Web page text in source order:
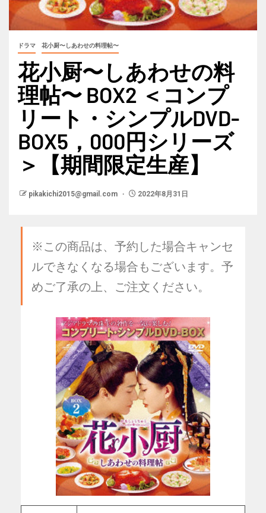
ドラマ 花小厨〜しあわせの料理帖〜
花小厨〜しあわせの料
理帖〜 BOX2 ＜コンプ
リート・シンプルDVD-
BOX5，000円シリーズ
＞【期間限定生産】
pikakichi2015@gmail.com 2022年8月31日
※この商品は、予約した場合キャンセ
ルできなくなる場合もございます。予
めご了承の上、ご注文ください。